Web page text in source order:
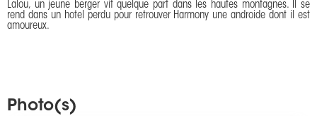
Lalou, un jeune berger vit quelque part dans les hautes montagnes. Il se
rend dans un hotel perdu pour retrouver Harmony une androide dont il est
amoureux.
Photo(s)